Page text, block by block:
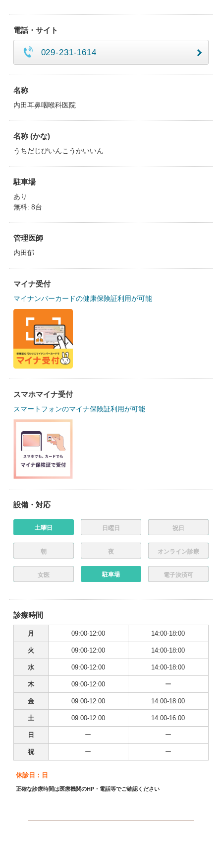
電話・サイト
029-231-1614
名称
内田耳鼻咽喉科医院
名称 (かな)
うちだじびいんこうかいいん
駐車場
あり
無料: 8台
管理医師
内田郁
マイナ受付
マイナンバーカードの健康保険証利用が可能
スマホマイナ受付
スマートフォンのマイナ保険証利用が可能
設備・対応
土曜日 日曜日 祝日
朝 夜 オンライン診療
女医 駐車場 電子決済可
診療時間
月 09:00-12:00 14:00-18:00
火 09:00-12:00 14:00-18:00
水 09:00-12:00 14:00-18:00
木 09:00-12:00 ー
金 09:00-12:00 14:00-18:00
土 09:00-12:00 14:00-16:00
日 ー ー
祝 ー ー
休診日：日
正確な診療時間は医療機関のHP・電話等でご確認ください